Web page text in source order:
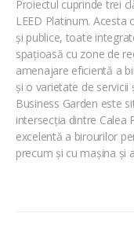
Proiectul cuprinde trei
LEED Platinum.
și publice, toate
spațioasă cu zone de
amenajare eficientă a
și o varietate de servicii
Business Garden este
intersecția dintre Calea
excelentă a birourilor
precum și cu mașina și